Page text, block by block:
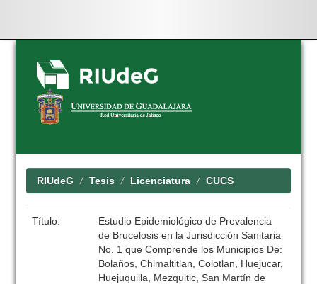
Skip
navigation
RIUdeG Tesis Licenciatura CUCS
Título:
Estudio Epidemiológico de Prevalencia
de Brucelosis en la Jurisdicción Sanitaria
No. 1 que Comprende los Municipios De:
Bolaños, Chimaltitlan, Colotlan, Huejucar,
Huejuquilla, Mezquitic, San Martín de